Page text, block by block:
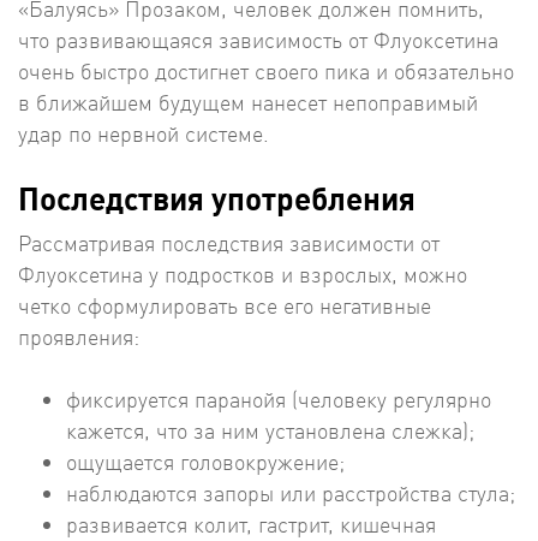
«Балуясь» Прозаком, человек должен помнить,
что развивающаяся зависимость от Флуоксетина
очень быстро достигнет своего пика и обязательно
в ближайшем будущем нанесет непоправимый
удар по нервной системе.
Последствия употребления
Рассматривая последствия зависимости от
Флуоксетина у подростков и взрослых, можно
четко сформулировать все его негативные
проявления:
фиксируется паранойя (человеку регулярно
кажется, что за ним установлена слежка);
ощущается головокружение;
наблюдаются запоры или расстройства стула;
развивается колит, гастрит, кишечная